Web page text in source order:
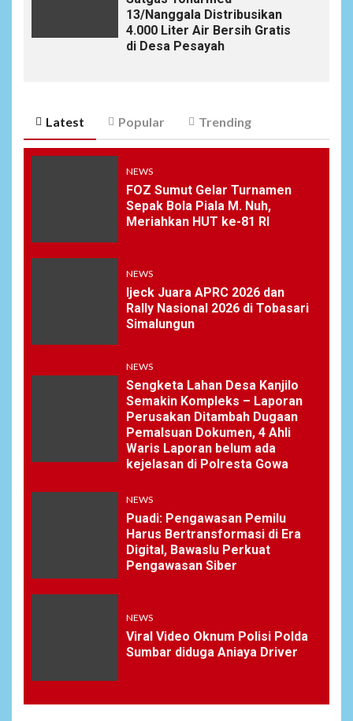
13/Nanggala Distribusikan
4.000 Liter Air Bersih Gratis
di Desa Pesayah
Latest Popular Trending
NEWS
FOZ Sumut Gelar Turnamen
Sepak Bola Piala M. Nuh,
Meriahkan HUT ke-81 RI
NEWS
Ijeck Juara APRC 2026 dan
Rally Nasional 2026 di Tobasari
Simalungun
NEWS
Sengketa Lahan Desa Kanjilo
Semakin Kompleks – Laporan
Perusakan Ditambah Dugaan
Pemalsuan Dokumen, 4 Ahli
Waris Laporan belum ada
kejelasan di Polresta Gowa
NEWS
Puadi: Pengawasan Pemilu
Harus Bertransformasi di Era
Digital, Bawaslu Perkuat
Pengawasan Siber
NEWS
Viral Video Oknum Polisi Polda
Sumbar diduga Aniaya Driver